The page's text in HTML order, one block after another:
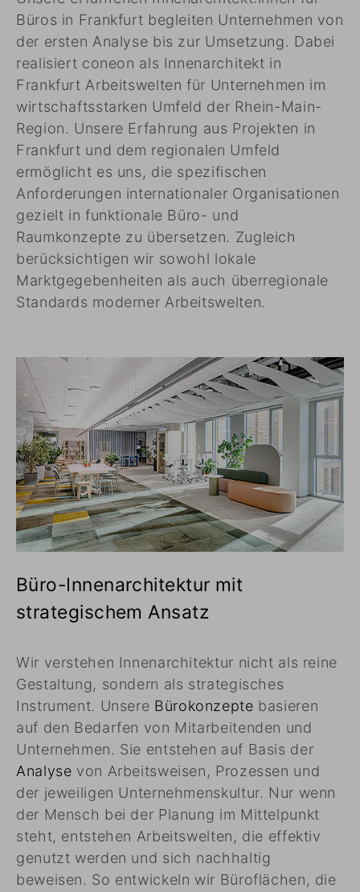
Büros in Frankfurt begleiten Unternehmen von
der ersten Analyse bis zur Umsetzung. Dabei
realisiert coneon als Innenarchitekt in
Frankfurt Arbeitswelten für Unternehmen im
wirtschaftsstarken Umfeld der Rhein-Main-
Region. Unsere Erfahrung aus Projekten in
Frankfurt und dem regionalen Umfeld
ermöglicht es uns, die spezifischen
Anforderungen internationaler Organisationen
gezielt in funktionale Büro- und
Raumkonzepte zu übersetzen. Zugleich
berücksichtigen wir sowohl lokale
Marktgegebenheiten als auch überregionale
Standards moderner Arbeitswelten.
Büro-Innenarchitektur mit
strategischem Ansatz
Wir verstehen Innenarchitektur nicht als reine
Gestaltung, sondern als strategisches
Instrument. Unsere Bürokonzepte basieren
auf den Bedarfen von Mitarbeitenden und
Unternehmen. Sie entstehen auf Basis der
Analyse von Arbeitsweisen, Prozessen und
der jeweiligen Unternehmenskultur. Nur wenn
der Mensch bei der Planung im Mittelpunkt
steht, entstehen Arbeitswelten, die effektiv
genutzt werden und sich nachhaltig
beweisen. So entwickeln wir Büroflächen, die